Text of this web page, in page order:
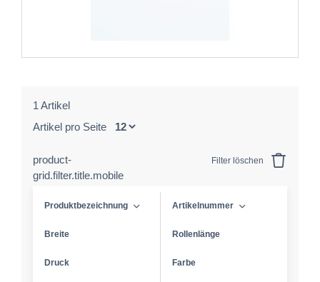
1 Artikel
Artikel pro Seite
product-
grid.filter.title.mobile
Filter löschen
Produktbezeichnung Artikelnummer
Breite Rollenlänge
Druck Farbe